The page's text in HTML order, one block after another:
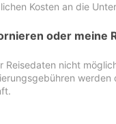
Kosten an die
oder meine
nicht